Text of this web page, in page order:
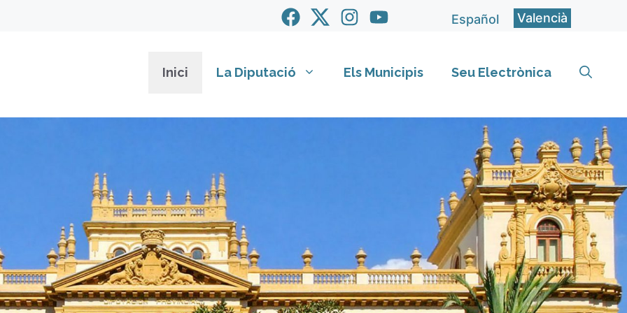
Español Valencià
Inici La Diputació Els Municipis Seu Electrònica